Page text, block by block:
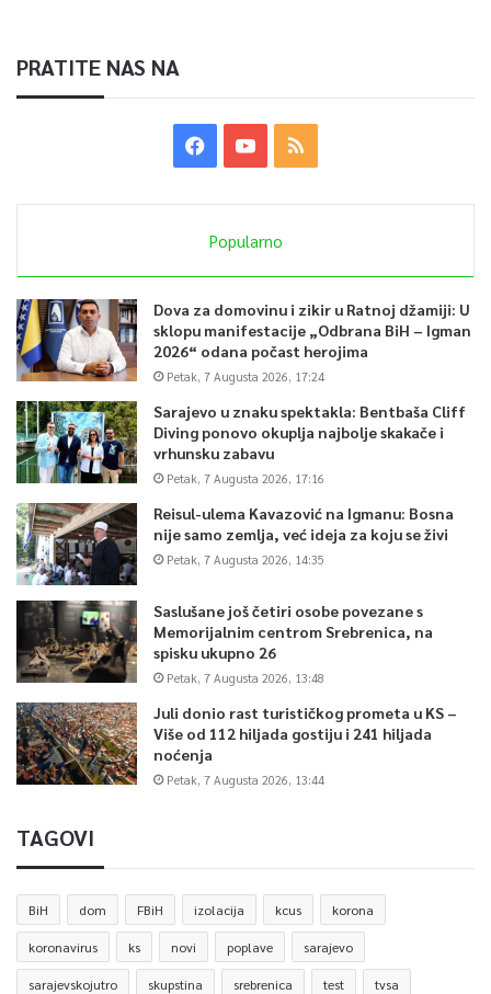
PRATITE NAS NA
Popularno
Dova za domovinu i zikir u Ratnoj džamiji: U
sklopu manifestacije „Odbrana BiH – Igman
2026“ odana počast herojima
Petak, 7 Augusta 2026, 17:24
Sarajevo u znaku spektakla: Bentbaša Cliff
Diving ponovo okuplja najbolje skakače i
vrhunsku zabavu
Petak, 7 Augusta 2026, 17:16
Reisul-ulema Kavazović na Igmanu: Bosna
nije samo zemlja, već ideja za koju se živi
Petak, 7 Augusta 2026, 14:35
Saslušane još četiri osobe povezane s
Memorijalnim centrom Srebrenica, na
spisku ukupno 26
Petak, 7 Augusta 2026, 13:48
Juli donio rast turističkog prometa u KS –
Više od 112 hiljada gostiju i 241 hiljada
noćenja
Petak, 7 Augusta 2026, 13:44
TAGOVI
BiH dom FBiH izolacija kcus korona
koronavirus ks novi poplave sarajevo
sarajevskojutro skupstina srebrenica test tvsa